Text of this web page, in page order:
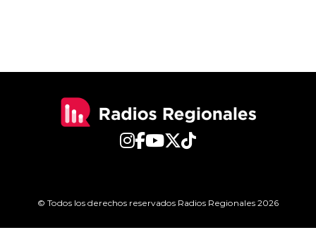
© Todos los derechos reservados Radios Regionales 2026